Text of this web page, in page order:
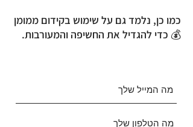
כמו כן, נלמד גם על שימוש בקידום ממומן
💰 כדי להגדיל את החשיפה והמעורבות.